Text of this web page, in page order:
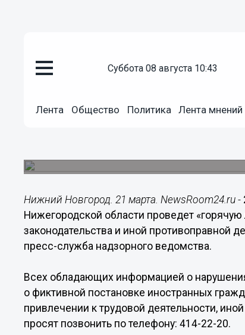
суббота 08 августа 10:43
Лента Общество Политика Лента мнений
Нижегородцев просят
Нижний Новгород. 21 марта. NewsRoom24.ru -
Нижегородской области проведет
законодательства и иной противоправной
пресс-служба надзорного ведомства.
Всех обладающих информацией о
о фиктивной постановке иностранных
привлечении к трудовой деятельности,
просят позвонить по телефону: 414-22-20.